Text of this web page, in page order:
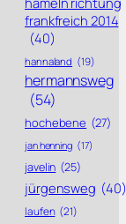
frankfreich 2014
(40)
hannaland (19)
hermannsweg
(54)
hochebene (27)
jan henning (17)
javelin (25)
jürgensweg (40)
laufen (21)